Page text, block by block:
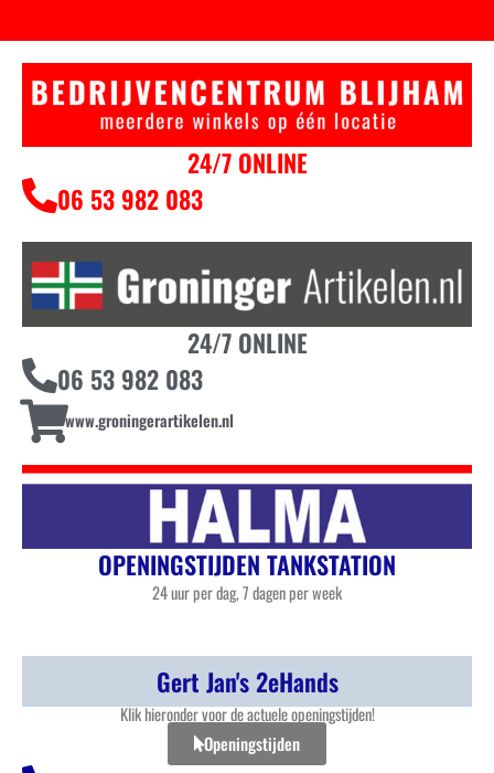
24/7 ONLINE
06 53 982 083
24/7 ONLINE
06 53 982 083
www.groningerartikelen.nl
OPENINGSTIJDEN TANKSTATION
24 uur per dag, 7 dagen per week
Gert Jan's 2eHands
Klik hieronder voor de actuele openingstijden!
Openingstijden